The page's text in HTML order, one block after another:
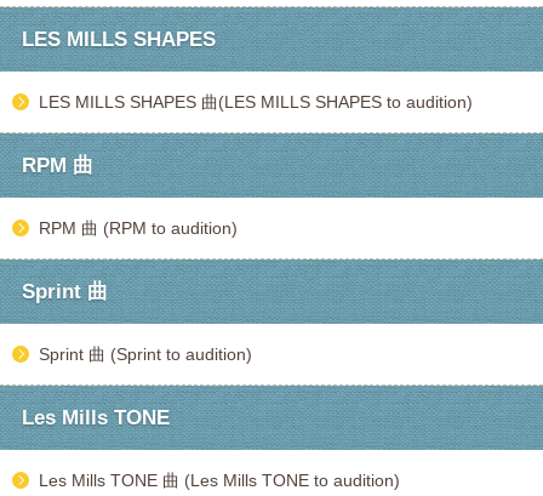
LES MILLS SHAPES
LES MILLS SHAPES 曲(LES MILLS SHAPES to audition)
RPM 曲
RPM 曲 (RPM to audition)
Sprint 曲
Sprint 曲 (Sprint to audition)
Les Mills TONE
Les Mills TONE 曲 (Les Mills TONE to audition)